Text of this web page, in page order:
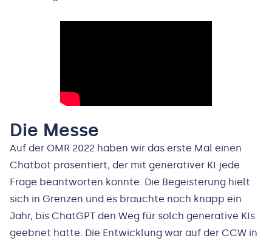
Die Messe
Auf der OMR 2022 haben wir das erste Mal einen
Chatbot präsentiert, der mit generativer KI jede
Frage beantworten konnte. Die Begeisterung hielt
sich in Grenzen und es brauchte noch knapp ein
Jahr, bis ChatGPT den Weg für solch generative KIs
geebnet hatte. Die Entwicklung war auf der CCW in